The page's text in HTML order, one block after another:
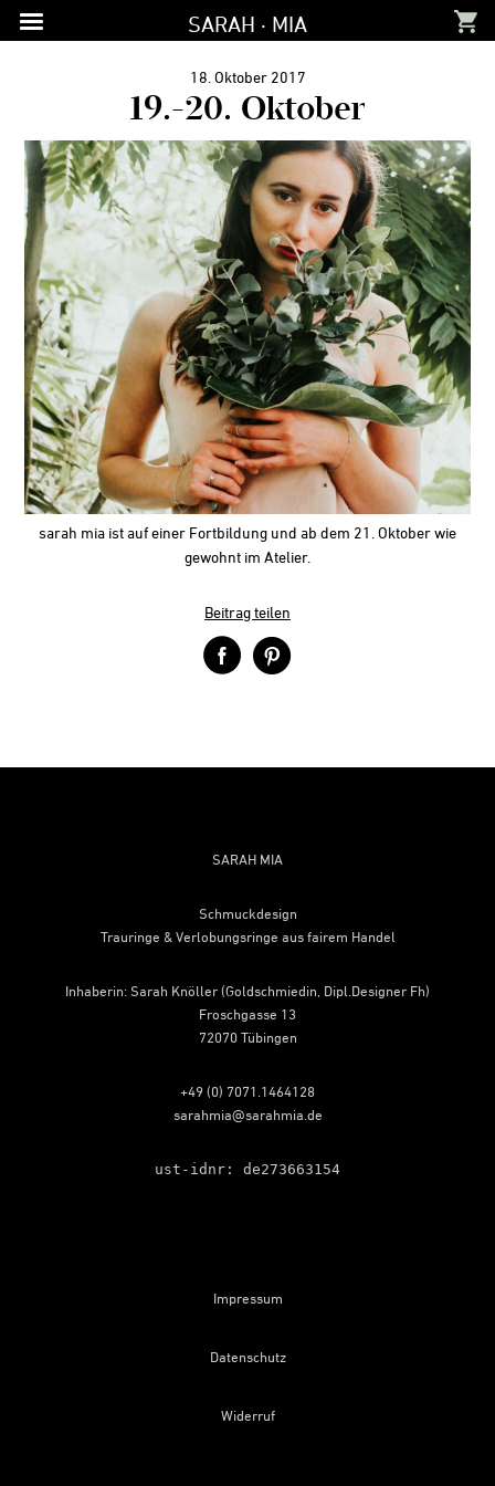
Zur
Hauptnavigation
Zum
Inhalt
Zur
Fußzeile
SARAH · MIA
18. Oktober 2017
19.-20. Oktober
sarah mia ist auf einer Fortbildung und ab dem 21. Oktober wie
gewohnt im Atelier.
Beitrag teilen
SARAH MIA
Schmuckdesign
Trauringe & Verlobungsringe aus fairem Handel
Inhaberin: Sarah Knöller (Goldschmiedin, Dipl.Designer Fh)
Froschgasse 13
72070 Tübingen
+49 (0) 7071.1464128
sarahmia@sarahmia.de
ust-idnr: de273663154
Impressum
Datenschutz
Widerruf